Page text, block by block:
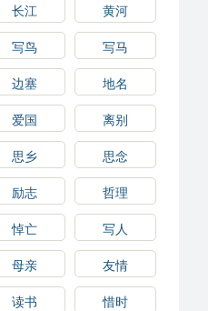
长江
黄河
写鸟
写马
边塞
地名
爱国
离别
思乡
思念
励志
哲理
悼亡
写人
母亲
友情
读书
惜时